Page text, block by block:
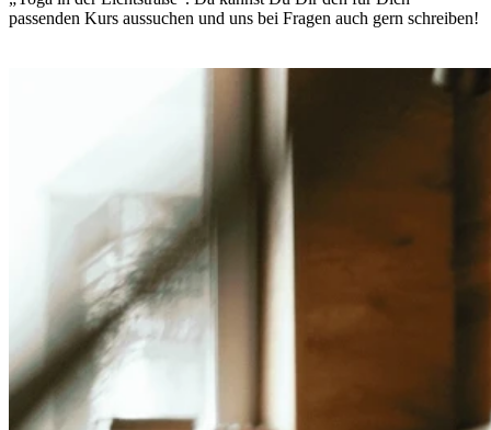
passenden Kurs aussuchen und uns bei Fragen auch gern schreiben!